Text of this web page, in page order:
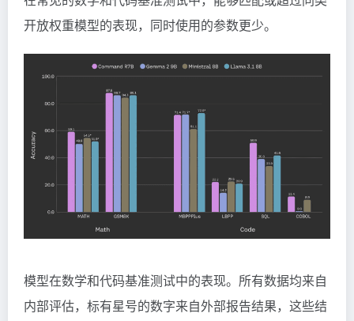
开放权重模型的表现，同时使用的参数更少。
模型在数学和代码基准测试中的表现。所有数据均来自
内部评估，标有星号的数字来自外部报告结果，这些结